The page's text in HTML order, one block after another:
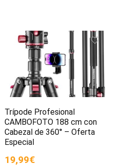
Trípode Profesional
CAMBOFOTO 188 cm con
Cabezal de 360° – Oferta
Especial
19,99€